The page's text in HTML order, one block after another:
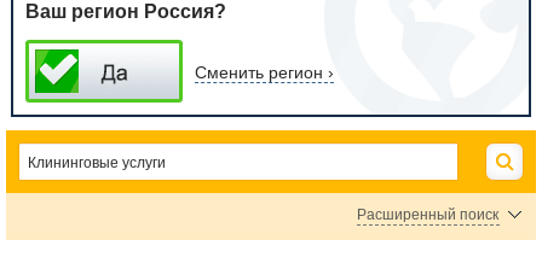
Ваш регион Россия?
Сменить регион ›
Расширенный поиск